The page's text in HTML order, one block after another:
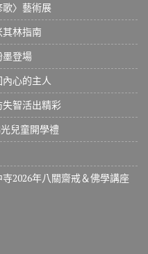
〉藝術展
林指南
登場
心的主人
智活出精彩
兒童開學禮
2026年八關齋戒＆佛學講座